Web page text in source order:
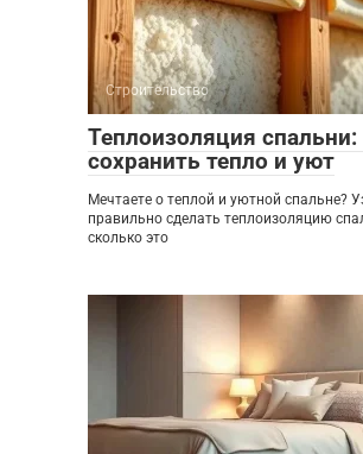
Строительство
Теплоизоляция спальни:
сохранить тепло и уют
Мечтаете о теплой и уютной спальне?
правильно сделать теплоизоляцию
сколько это